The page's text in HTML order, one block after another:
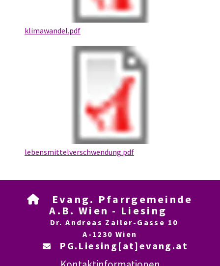
klimawandel.pdf
lebensmittelverschwendung.pdf

Evang. Pfarrgemeinde
A.B. Wien - Liesing
Dr. Andreas Zailer-Gasse 10
A-1230 Wien
 PG.Liesing[at]evang.at